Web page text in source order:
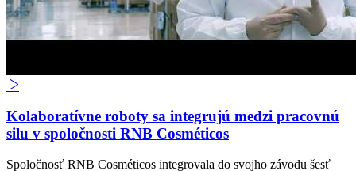
Kolaboratívne roboty sa integrujú medzi pracovnú
silu v spoločnosti RNB Cosméticos
Spoločnosť RNB Cosméticos integrovala do svojho závodu šesť